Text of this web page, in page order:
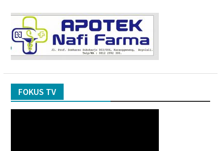
FOKUS TV